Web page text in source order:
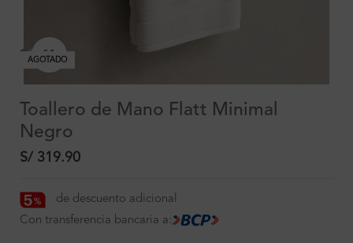
AGOTADO
Clic para ampliar
Toallero de Mano Flatt Minimal
Negro
S/ 319.90
de descuento adicional
Con transferencia bancaria a: